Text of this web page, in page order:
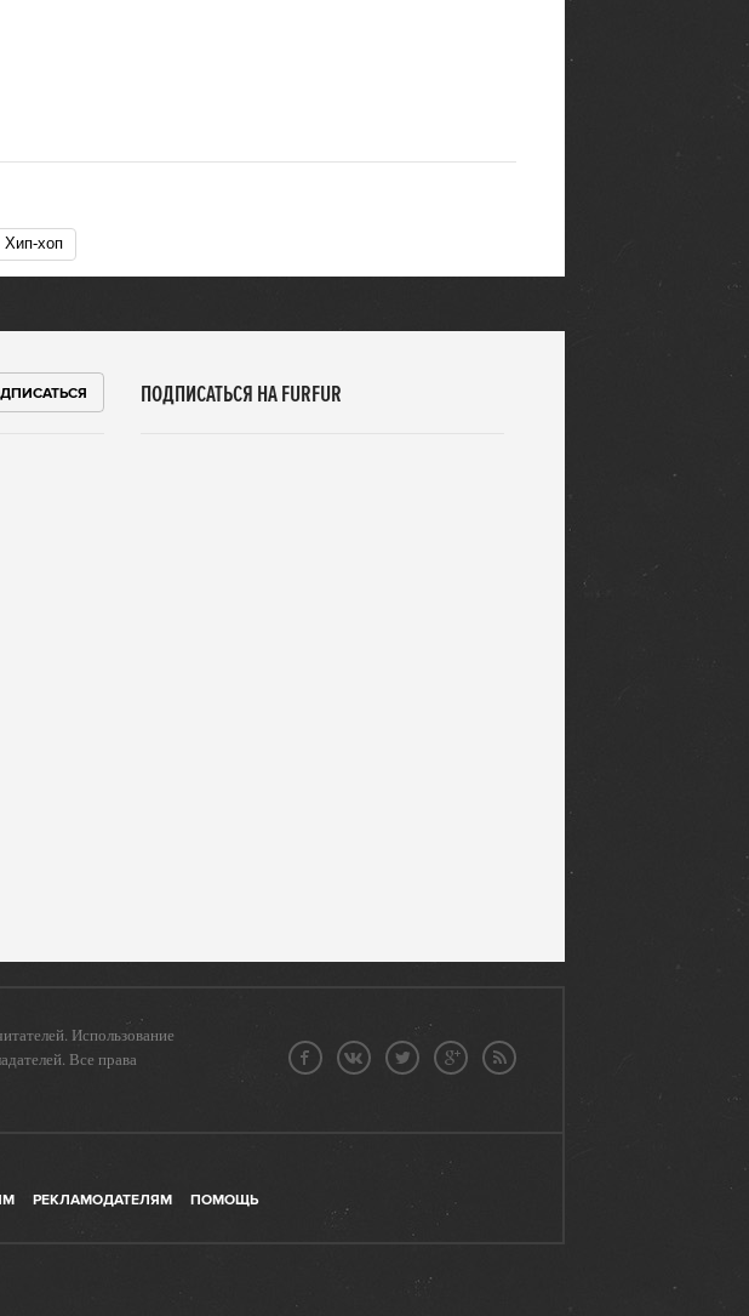
Хип-хоп
ПОДПИСАТЬСЯ НА FURFUR
Использование
Все права
РЕКЛАМОДАТЕЛЯМ ПОМОЩЬ